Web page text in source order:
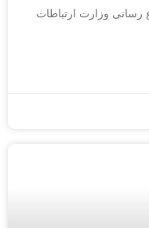
وزارت ارتباطات